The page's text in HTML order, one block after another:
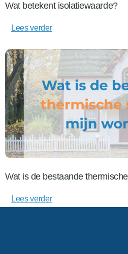
Wat betekent isolatiewaarde?
Lees verder
Wat is de bestaande
Lees verder